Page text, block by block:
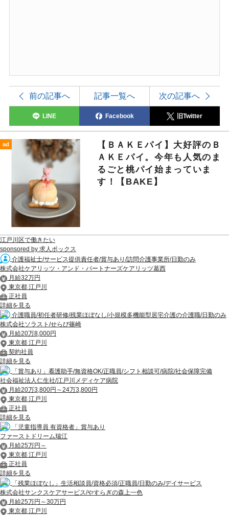
前の記事へ 記事一覧へ 次の記事へ
LINE Facebook 旧Twitter
ad
【ＢＡＫＥパイ】大好評のＢ
ＡＫＥパイ。今年も人気のま
るごと桃パイ始まっていま
す！【BAKE】
江戸川区で働きたい
sponsored by 求人ボックス
介護福祉士/サービス提供責任者/賞与あり/訪問介護事業所/日勤のみ
株式会社ケアリッツ・アンド・パートナーズケアリッツ葛西
月給32万円
東京都 江戸川
正社員
詳細を見る
介護職員/初任者研修/残業ほぼなし/小規模多機能型居宅介護の介護職/日勤のみ
株式会社ソラスト/せらび篠崎
月給20万8,000円
東京都 江戸川
契約社員
詳細を見る
「賞与あり」看護助手/無資格OK/正職員/シフト相談可/病院/社会保障完備
社会福祉法人仁生社/江戸川メディケア病院
月給20万3,800円～24万3,800円
東京都 江戸川
正社員
詳細を見る
「児童指導員 有資格者」賞与あり
ファーストドリーム瑞江
月給25万円～
東京都 江戸川
正社員
詳細を見る
「残業ほぼなし」生活相談員/資格必須/正職員/日勤のみ/デイサービス
株式会社サンクスケアサービス/やすらぎの森上一色
月給25万円～30万円
東京都 江戸川